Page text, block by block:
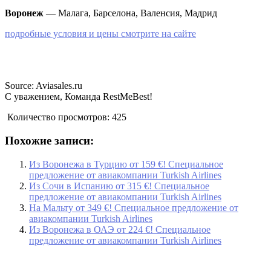
Воронеж — Малага, Барселона, Валенсия, Мадрид
подробные условия и цены смотрите на сайте
Source: Aviasales.ru
С уважением, Команда RestMeBest!
Количество просмотров: 425
Похожие записи:
Из Воронежа в Турцию от 159 €! Специальное
предложение от авиакомпании Turkish Airlines
Из Сочи в Испанию от 315 €! Специальное
предложение от авиакомпании Turkish Airlines
На Мальту от 349 €! Специальное предложение от
авиакомпании Turkish Airlines
Из Воронежа в ОАЭ от 224 €! Специальное
предложение от авиакомпании Turkish Airlines